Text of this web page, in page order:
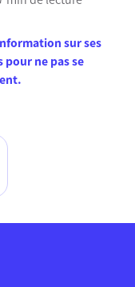
sur ses
ne pas se